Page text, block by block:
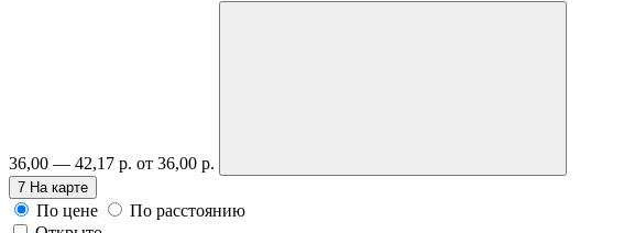
36,00 — 42,17 р. от 36,00 р.
7 На карте
По цене
По расстоянию